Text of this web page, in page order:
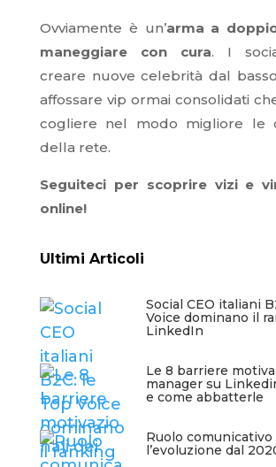
Ovviamente è un’arma a
maneggiare con cura. I
creare nuove celebrità dal
affossare vip ormai consolidati
cogliere nel modo migliore le
della rete.
Seguiteci per scoprire vizi e
online!
Ultimi Articoli
Social CEO italiani
Voice dominano il
LinkedIn
Le 8 barriere
manager su
e come abbatterle
Ruolo comunicativo
l’evoluzione dal